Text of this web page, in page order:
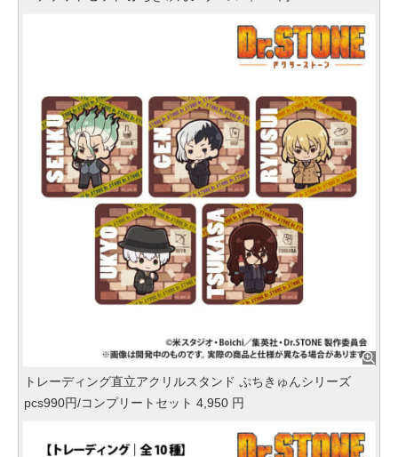
トレーディング直立アクリルスタンド ぷちきゅんシリーズ
pcs990円/コンプリートセット 4,950 円